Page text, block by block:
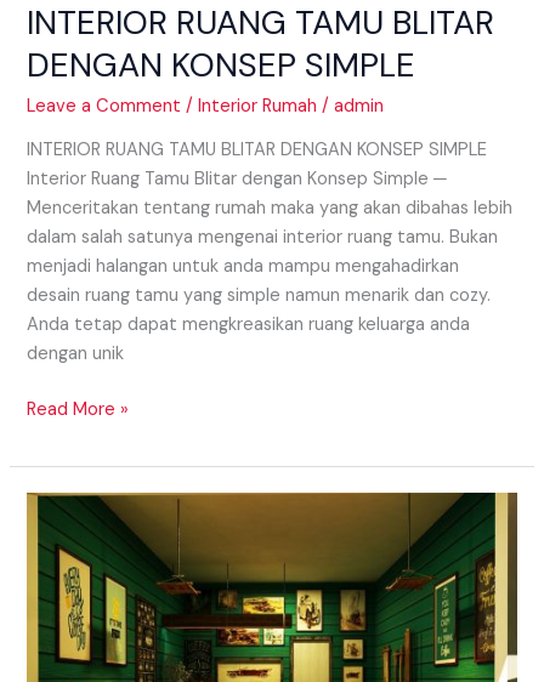
INTERIOR RUANG TAMU BLITAR
DENGAN KONSEP SIMPLE
Leave a Comment /Interior Rumah /admin
INTERIOR RUANG TAMU BLITAR DENGAN KONSEP SIMPLE
Interior Ruang Tamu Blitar dengan Konsep Simple ─
Menceritakan tentang rumah maka yang akan dibahas lebih
dalam salah satunya mengenai interior ruang tamu. Bukan
menjadi halangan untuk anda mampu mengahadirkan
desain ruang tamu yang simple namun menarik dan cozy.
Anda tetap dapat mengkreasikan ruang keluarga anda
dengan unik
Read More »
Interior
Cafe
Daerah
Jember
Yang
Milenial